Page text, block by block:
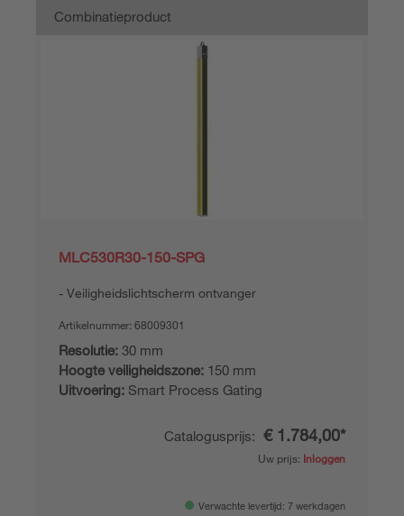
Combinatieproduct
MLC530R30-150-SPG
Veiligheidslichtscherm ontvanger
Artikelnummer: 68009301
Resolutie: 30 mm
Hoogte veiligheidszone: 150 mm
Uitvoering: Smart Process Gating
Catalogusprijs: € 1.784,00*
Uw prijs: Inloggen
Verwachte levertijd: 7 werkdagen